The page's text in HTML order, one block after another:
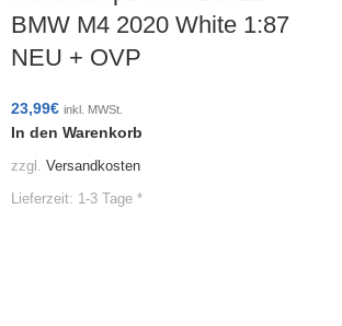
BMW M4 2020 White 1:87
NEU + OVP
23,99€ inkl. MWSt.
In den Warenkorb
zzgl. Versandkosten
Lieferzeit: 1-3 Tage *